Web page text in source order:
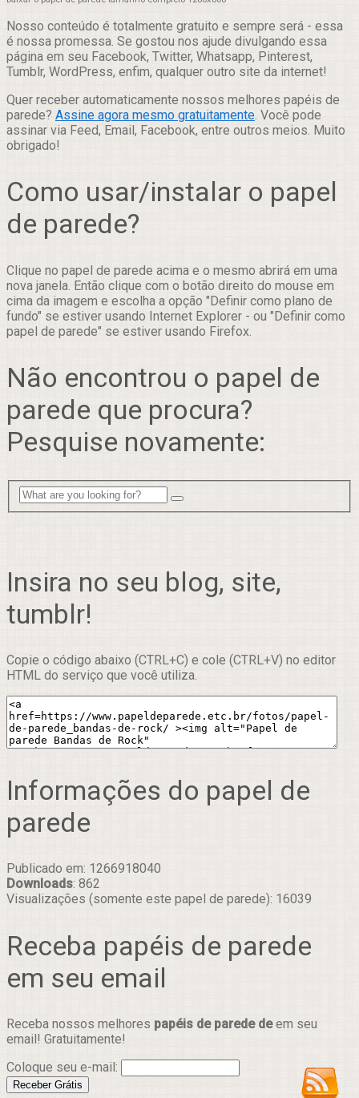
Nosso conteúdo é totalmente gratuito e sempre será - essa
é nossa promessa. Se gostou nos ajude divulgando essa
página em seu Facebook, Twitter, Whatsapp, Pinterest,
Tumblr, WordPress, enfim, qualquer outro site da internet!
Quer receber automaticamente nossos melhores papéis de
parede? Assine agora mesmo gratuitamente. Você pode
assinar via Feed, Email, Facebook, entre outros meios. Muito
obrigado!
Como usar/instalar o papel
de parede?
Clique no papel de parede acima e o mesmo abrirá em uma
nova janela. Então clique com o botão direito do mouse em
cima da imagem e escolha a opção "Definir como plano de
fundo" se estiver usando Internet Explorer - ou "Definir como
papel de parede" se estiver usando Firefox.
Não encontrou o papel de
parede que procura?
Pesquise novamente:
Insira no seu blog, site,
tumblr!
Copie o código abaixo (CTRL+C) e cole (CTRL+V) no editor
HTML do serviço que você utiliza.
Informações do papel de
parede
Publicado em: 1266918040
Downloads: 862
Visualizações (somente este papel de parede): 16039
Receba papéis de parede
em seu email
Receba nossos melhores papéis de parede deem seu
email! Gratuitamente!
Coloque seu e-mail: